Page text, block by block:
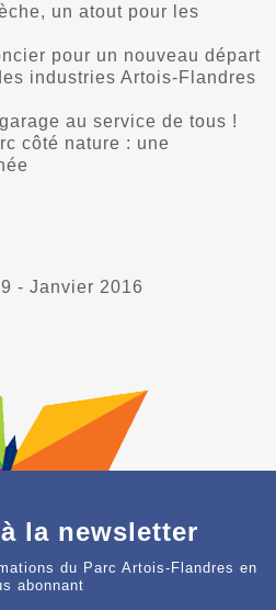
un atout pour les
pour un nouveau départ
industries Artois-Flandres
au service de tous !
côté nature : une
- Janvier 2016
la newsletter
du Parc Artois-Flandres en
abonnant